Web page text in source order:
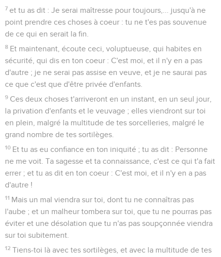
7 et tu as dit : Je serai maîtresse pour toujours,... jusqu'à ne
point prendre ces choses à coeur : tu ne t'es pas souvenue
de ce qui en serait la fin.
8 Et maintenant, écoute ceci, voluptueuse, qui habites en
sécurité, qui dis en ton coeur : C'est moi, et il n'y en a pas
d'autre ; je ne serai pas assise en veuve, et je ne saurai pas
ce que c'est que d'être privée d'enfants.
9 Ces deux choses t'arriveront en un instant, en un seul jour,
la privation d'enfants et le veuvage ; elles viendront sur toi
en plein, malgré la multitude de tes sorcelleries, malgré le
grand nombre de tes sortilèges.
10 Et tu as eu confiance en ton iniquité ; tu as dit : Personne
ne me voit. Ta sagesse et ta connaissance, c'est ce qui t'a fait
errer ; et tu as dit en ton coeur : C'est moi, et il n'y en a pas
d'autre !
11 Mais un mal viendra sur toi, dont tu ne connaîtras pas
l'aube ; et un malheur tombera sur toi, que tu ne pourras pas
éviter et une désolation que tu n'as pas soupçonnée viendra
sur toi subitement.
12 Tiens-toi là avec tes sortilèges, et avec la multitude de tes